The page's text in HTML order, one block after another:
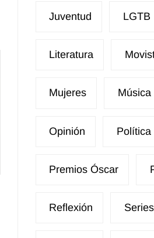
Juventud LGTB
Literatura
Mujeres Música
Opinión Política
Premios Óscar
Reflexión Series